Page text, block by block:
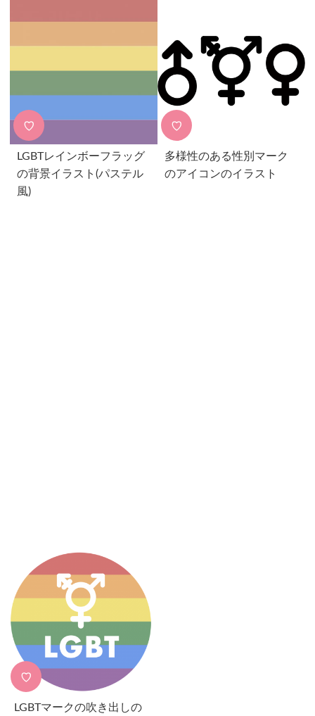
♡
LGBTレインボーフラッグ
の背景イラスト(パステル
風)
♡
多様性のある性別マーク
のアイコンのイラスト
♡
LGBTマークの吹き出しの